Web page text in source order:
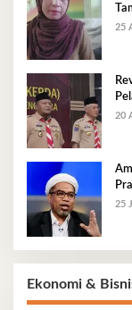
25
20
25
Ekonomi &